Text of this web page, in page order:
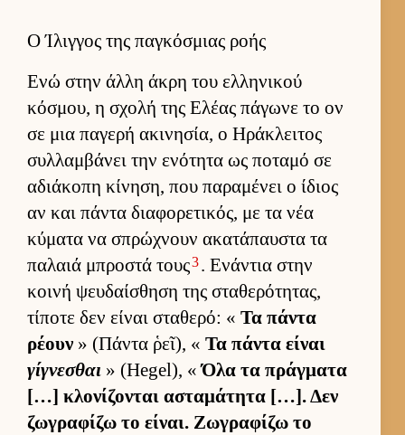
Ο Ίλιγγος της παγκόσμιας ροής
Ενώ στην άλλη άκρη του ελ­ληνικού
κόσμου, η σχολή της Ελέας πάγωνε το ον
σε μια παγερή ακινησία, ο Ηράκλει­τος
συλ­λαμ­βάνει την ενότητα ως ποταμό σε
αδιάκοπη κίνηση, που παραμένει ο ίδιος
αν και πάντα δια­φορετικός, με τα νέα
κύματα να σπρώχνουν ακατάπαυ­στα τα
παλαιά μπροστά τους3. Ενάντια στην
κοινή ψευ­δαί­σθηση της σταθερότητας,
τίποτε δεν εί­ναι σταθερό: « Τα πάντα
ρέουν » (Πάντα ῥεῖ), « Τα πάντα εί­ναι
γίγνεσθαι » (Hegel), «Όλα τα πράγ­ματα
[…] κλονίζονται ασταμάτητα […]. Δεν
ζωγραφίζω το εί­ναι. Ζωγραφίζω το